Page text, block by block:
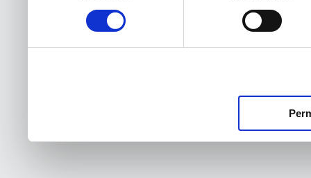
consentimiento